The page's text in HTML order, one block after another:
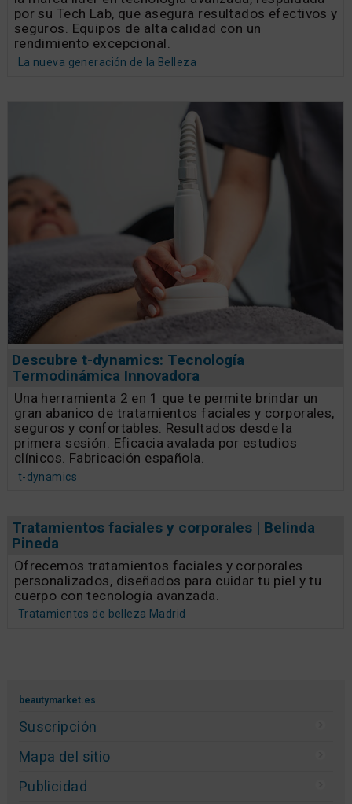
por su Tech Lab, que asegura resultados efectivos y
seguros. Equipos de alta calidad con un
rendimiento excepcional.
La nueva generación de la Belleza
Descubre t-dynamics: Tecnología
Termodinámica Innovadora
Una herramienta 2 en 1 que te permite brindar un
gran abanico de tratamientos faciales y corporales,
seguros y confortables. Resultados desde la
primera sesión. Eficacia avalada por estudios
clínicos. Fabricación española.
t-dynamics
Tratamientos faciales y corporales | Belinda
Pineda
Ofrecemos tratamientos faciales y corporales
personalizados, diseñados para cuidar tu piel y tu
cuerpo con tecnología avanzada.
Tratamientos de belleza Madrid
beautymarket.es
Suscripción
Mapa del sitio
Publicidad